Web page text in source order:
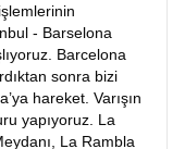
- Barselona
Barcelona
sonra bizi
hareket. Varışın
yapıyoruz. La
La Rambla